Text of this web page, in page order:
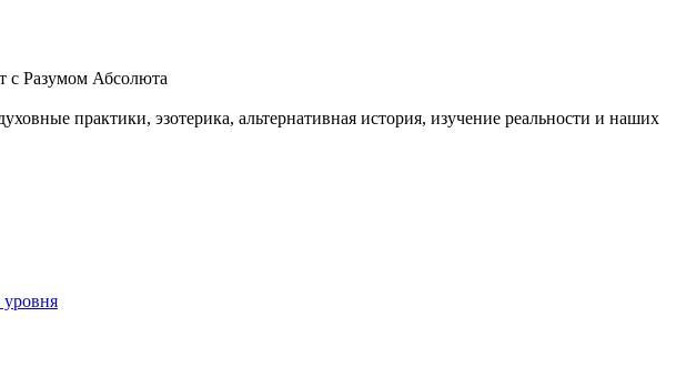
с Разумом Абсолюта
практики, эзотерика, альтернативная история, изучение реальности и наших